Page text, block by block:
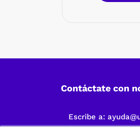
Contáctate con
Escribe a: